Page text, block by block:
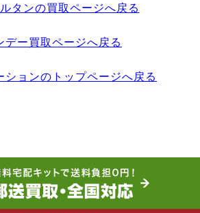
タンの買取ページへ戻る
デー買取ページへ戻る
ションのトップページへ戻る